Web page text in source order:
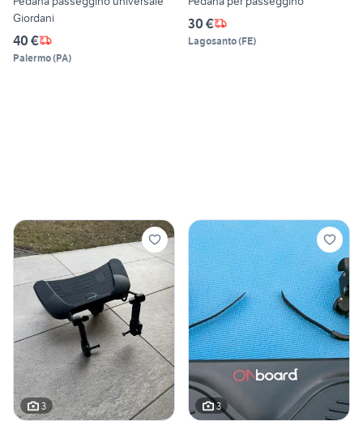
Giordani
40 €
Palermo(PA)
30 €
Lagosanto(FE)
3 3